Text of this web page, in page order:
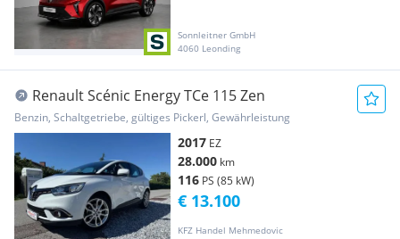
Sonnleitner GmbH
4060 Leonding
Renault Scénic Energy TCe 115 Zen
Benzin, Schaltgetriebe, gültiges Pickerl, Gewährleistung
2017 EZ
28.000 km
116 PS (85 kW)
KFZ Handel Mehmedovic
€ 13.100